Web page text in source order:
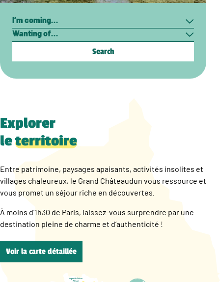
Search
Explorer
leterritoire
Entre patrimoine, paysages apaisants, activités insolites et
villages chaleureux, le Grand Châteaudun vous ressource et
vous promet un séjour riche en découvertes.
À moins d’1h30 de Paris, laissez-vous surprendre par une
destination pleine de charme et d’authenticité !
Voir la carte détaillée